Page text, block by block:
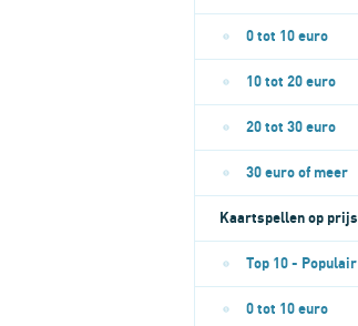
0 tot 10 euro
10 tot 20 euro
20 tot 30 euro
30 euro of meer
Kaartspellen op prijs
Top 10 - Populair
0 tot 10 euro